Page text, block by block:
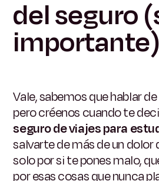
del seguro
importante)
Vale, sabemos que hablar
pero créenos cuando te
seguro de viajes para
salvarte de más de un dolor
solo por si te pones malo,
por esas cosas que nunca